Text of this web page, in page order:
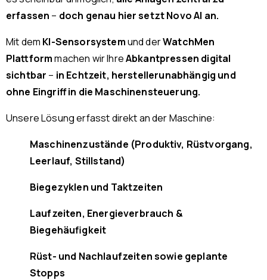
erfassen – doch genau hier setzt Novo AI an.
Mit dem KI-Sensorsystemund derWatchMen
Plattformmachen wir IhreAbkantpressen digital
sichtbar – in Echtzeit, herstellerunabhängig und
ohne Eingriff in die Maschinensteuerung.
Unsere Lösung erfasst direkt an der Maschine:
Maschinenzustände (Produktiv, Rüstvorgang,
Leerlauf, Stillstand)
Biegezyklen und Taktzeiten
Laufzeiten, Energieverbrauch &
Biegehäufigkeit
Rüst- und Nachlaufzeiten sowie geplante
Stopps